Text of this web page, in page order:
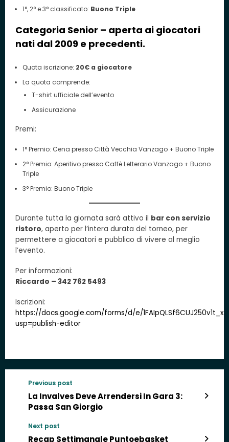
1°, 2° e 3° classificato: Buono Triple
Categoria Senior – aperta ai giocatori
nati dal 2009 e precedenti.
Quota iscrizione: 20€ a giocatore
La quota comprende:
T-shirt ufficiale dell’evento
Assicurazione
Premi:
1° Premio: Cena presso Città Vecchia Vanzago + Buono Triple
2° Premio: Aperitivo presso Caffè Letterario Vanzago + Buono
Triple
3° Premio: Buono Triple
Durante tutta la giornata sarà attivo il bar con servizio
ristoro, aperto per l’intera durata del torneo, per
permettere a giocatori e pubblico di vivere al meglio
l’evento.
Per informazioni:
Riccardo – 342 762 5493
Iscrizioni:
https://docs.google.com/forms/d/e/
usp=publish-editor
Previous post
La Invalves Deve Arrendersi In Gara 3:
Passa San Giorgio
Next post
Recap Settimanale Puntoebasket